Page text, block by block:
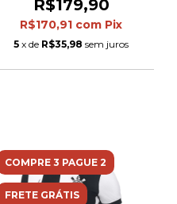
R$179,90
R$170,91 com Pix
5 x de R$35,98 sem juros
COMPRE 3 PAGUE 2
FRETE GRÁTIS